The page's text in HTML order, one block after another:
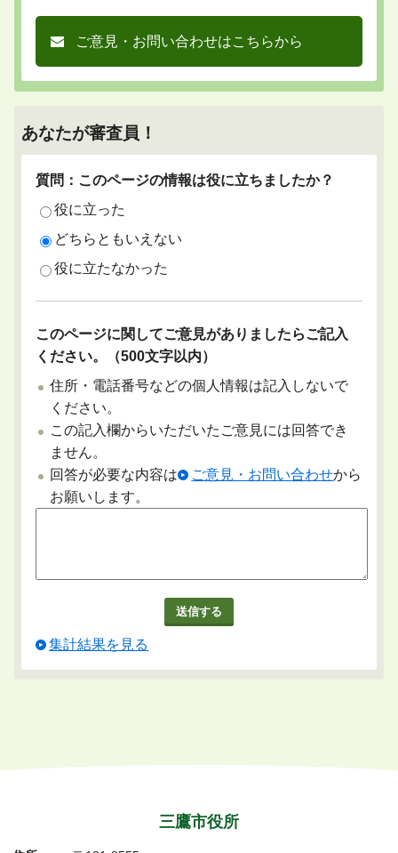
ご意見・お問い合わせはこちらから
あなたが審査員！
質問：このページの情報は役に立ちましたか？
役に立った
どちらともいえない
役に立たなかった
このページに関してご意見がありましたらご記入
ください。（500文字以内）
住所・電話番号などの個人情報は記入しないで
ください。
この記入欄からいただいたご意見には回答でき
ません。
回答が必要な内容は
ご意見・お問い合わせから
お願いします。
集計結果を見る
三鷹市役所